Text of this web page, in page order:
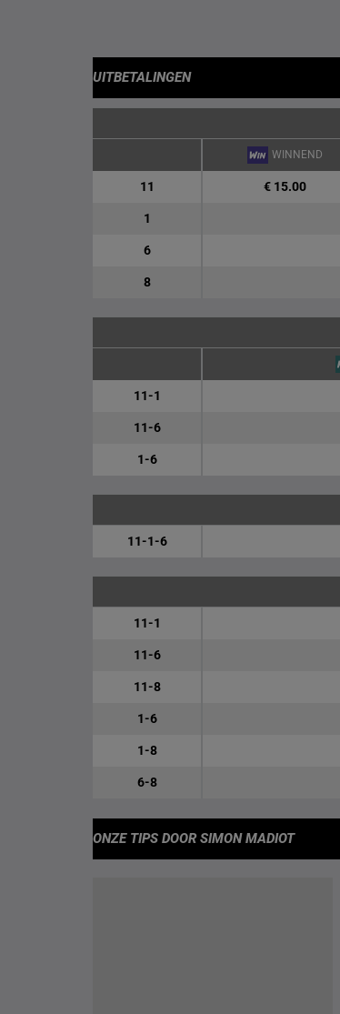
UITBETALINGEN
WINNEND
11 € 15.00
1
6
8
11-1
11-6
1-6
11-1-6
11-1
11-6
11-8
1-6
1-8
6-8
ONZE TIPS DOOR SIMON MADIOT